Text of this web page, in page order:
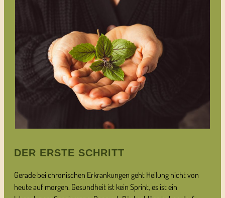
DER ERSTE SCHRITT
Gerade bei chronischen Erkrankungen geht Heilung nicht von
heute auf morgen. Gesundheit ist kein Sprint, es ist ein